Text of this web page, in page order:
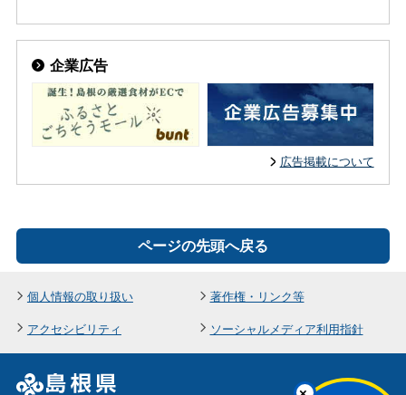
企業広告
広告掲載について
ページの先頭へ戻る
個人情報の取り扱い
著作権・リンク等
アクセシビリティ
ソーシャルメディア利用指針